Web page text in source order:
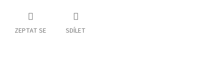
ZEPTAT SE SDÍLET